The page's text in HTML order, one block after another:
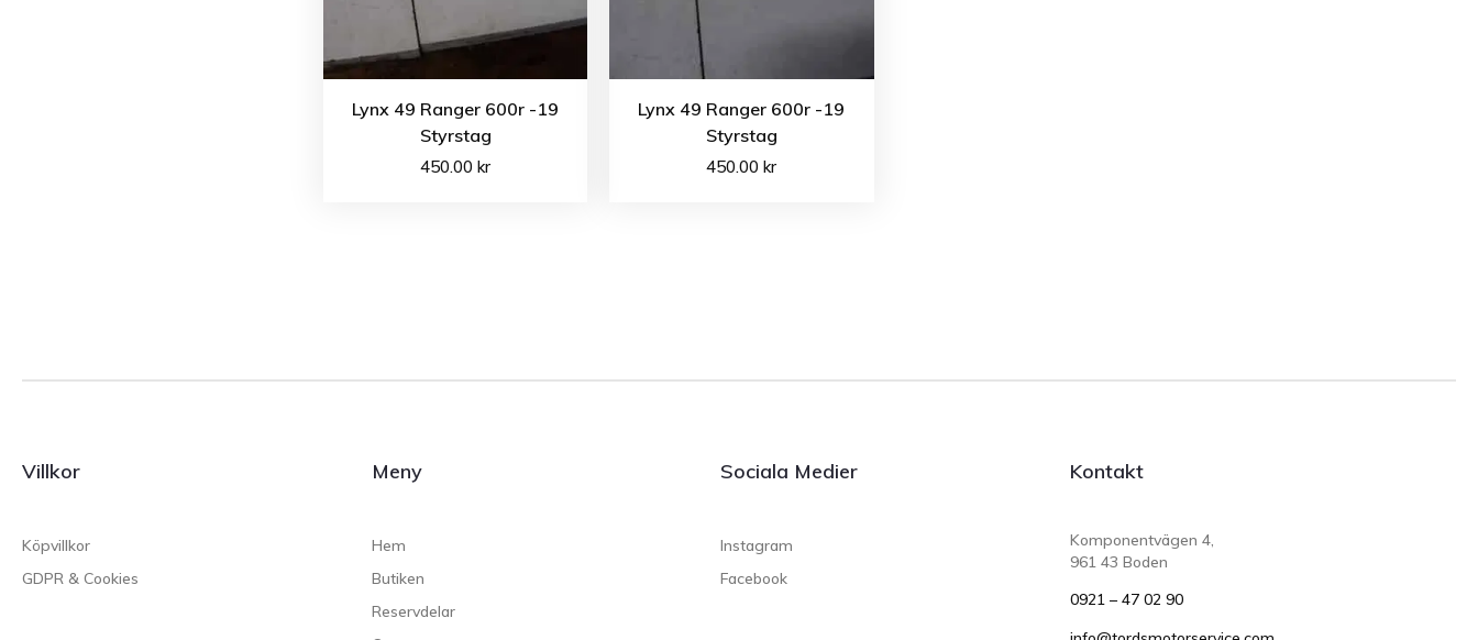
Lynx 49 Ranger 600r -19
Styrstag
450.00kr
Lynx 49 Ranger 600r -19
Styrstag
450.00kr
Villkor
Köpvillkor
GDPR & Cookies
Meny
Hem
Butiken
Reservdelar
Sociala Medier
Instagram
Facebook
Kontakt
Komponentvägen 4,
961 43 Boden
0921 – 47 02 90